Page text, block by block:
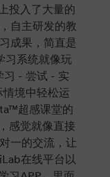
投入了大量的
自主研发的教
成果，简直是
习系统就像玩
习 - 尝试 - 实
境中轻松运
超感课堂的
感觉就像直接
一的交流，让
在线平台以